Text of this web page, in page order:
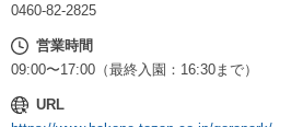
0460-82-2825
営業時間
09:00〜17:00（最終入園：16:30まで）
URL